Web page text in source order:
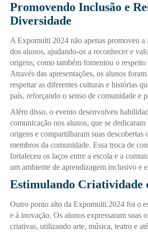
Promovendo Inclusão e
Diversidade
A Expomulti 2024 não apenas promoveu a
dos alunos, ajudando-os a reconhecer e
origens, como também fomentou o
Através das apresentações, os alunos
respeitar as diferentes culturas e histórias
país, reforçando o senso de comunidade e
Além disso, o evento desenvolveu
comunicação nos alunos, que se dedicaram
origens e compartilharam suas descobertas
membros da comunidade. Essa troca de
fortaleceu os laços entre a escola e a
um ambiente de aprendizagem inclusivo e
Estimulando Criatividade
Outro ponto alto da Expomulti 2024 foi o
e à inovação. Os alunos expressaram suas
criativas, utilizando arte, música, teatro e